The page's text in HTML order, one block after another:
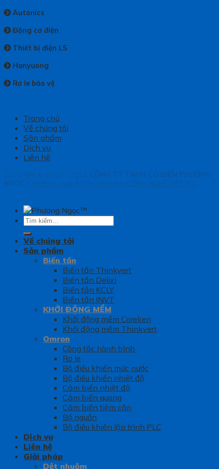
Autonics
Động cơ điện
Thiết bị điện LS
Hanyuong
Rơ le bảo vệ
Trang chủ
Về chúng tôi
Sản phẩm
Dịch vụ
Liên hệ
Copyright © 2010 - 2021 CÔNG TY TNHH CƠ ĐIỆN PHƯƠNG
NGỌC | Thiết kế web & Vận hành bởi CÔNG NGHỆ VIỆT JSC
Tìm
kiếm:
Về chúng tôi
Sản phẩm
Biến tần
Biến tần Thinkvert
Biến tần Delixi
Biến tần KCLY
Biến tần INVT
KHỞI ĐỘNG MỀM
Khởi động mềm Coreken
Khởi động mềm Thinkvert
Omron
Công tắc hành trình
Rơ le
Bộ điều khiển mức nước
Bộ điều khiển nhiệt độ
Cảm biến nhiệt độ
Cảm biến quang
Cảm biến tiệm cận
Bộ nguồn
Bộ điều khiển lập trình PLC
Dịch vụ
Liên hệ
Giải pháp
Dệt nhuộm